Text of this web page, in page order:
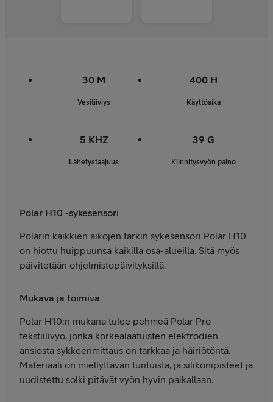
30 M
Vesitiiviys
400 H
Käyttöaika
5 KHZ
Lähetystaajuus
39 G
Kiinnitysvyön paino
Polar H10 -sykesensori
Polarin kaikkien aikojen tarkin sykesensori Polar H10
on hiottu huippuunsa kaikilla osa-alueilla. Sitä myös
päivitetään ohjelmistopäivityksillä.
Mukava ja toimiva
Polar H10:n mukana tulee pehmeä Polar Pro
tekstiilivyö, jonka korkealaatuisten elektrodien
ansiosta sykkeenmittaus on tarkkaa ja häiriötöntä.
Materiaali on miellyttävän tuntuista, ja silikonipisteet ja
uudistettu solki pitävät vyön hyvin paikallaan.